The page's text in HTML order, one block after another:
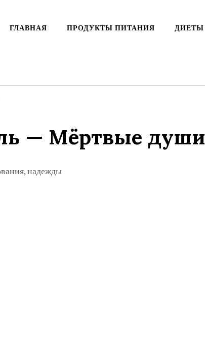
ГЛАВНАЯ ПРОДУКТЫ ПИТАНИЯ ДИЕТЫ
— Мёртвые души
надежды